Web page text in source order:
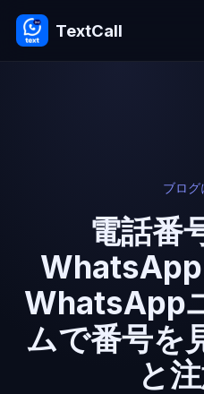
TextCall
ブログ
電話番
WhatsApp
WhatsApp
ムで番号を
と